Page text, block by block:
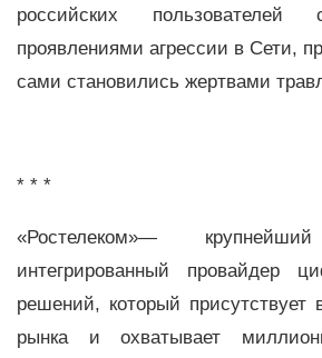
российских пользователей
проявлениями агрессии в Сети,
сами становились жертвами
* * *
«Ростелеком»—
интегрированный провайдер
решений, который присутствует
рынка и охватывает